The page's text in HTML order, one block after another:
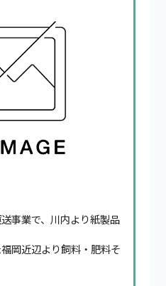
事業で、川内より紙製品
岡近辺より飼料・肥料そ